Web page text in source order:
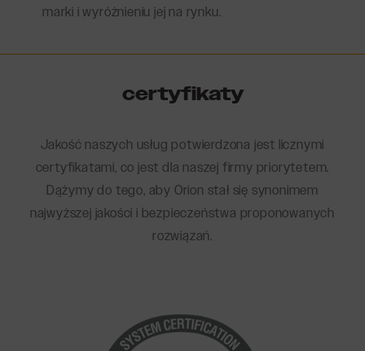
marki i wyróżnieniu jej na rynku.
certyfikaty
Jakość naszych usług potwierdzona jest licznymi
certyfikatami, co jest dla naszej firmy priorytetem.
Dążymy do tego, aby Orion stał się synonimem
najwyższej jakości i bezpieczeństwa proponowanych
rozwiązań.